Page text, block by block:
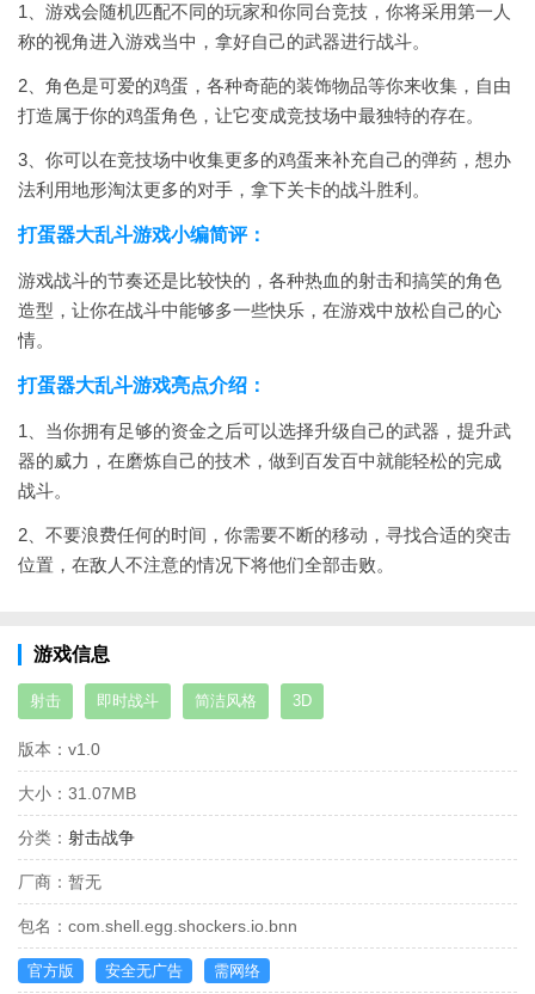
1、游戏会随机匹配不同的玩家和你同台竞技，你将采用第一人
称的视角进入游戏当中，拿好自己的武器进行战斗。
2、角色是可爱的鸡蛋，各种奇葩的装饰物品等你来收集，自由
打造属于你的鸡蛋角色，让它变成竞技场中最独特的存在。
3、你可以在竞技场中收集更多的鸡蛋来补充自己的弹药，想办
法利用地形淘汰更多的对手，拿下关卡的战斗胜利。
打蛋器大乱斗游戏小编简评：
游戏战斗的节奏还是比较快的，各种热血的射击和搞笑的角色
造型，让你在战斗中能够多一些快乐，在游戏中放松自己的心
情。
打蛋器大乱斗游戏亮点介绍：
1、当你拥有足够的资金之后可以选择升级自己的武器，提升武
器的威力，在磨炼自己的技术，做到百发百中就能轻松的完成
战斗。
2、不要浪费任何的时间，你需要不断的移动，寻找合适的突击
位置，在敌人不注意的情况下将他们全部击败。
游戏信息
射击 即时战斗 简洁风格 3D
版本： v1.0
大小： 31.07MB
分类： 射击战争
厂商： 暂无
包名： com.shell.egg.shockers.io.bnn
官方版 安全无广告 需网络